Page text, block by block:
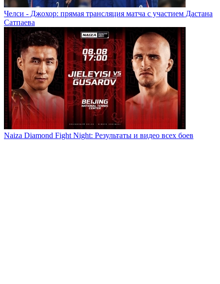
Челси - Джохор: прямая трансляция матча с участием Дастана
Сатпаева
Naiza Diamond Fight Night: Результаты и видео всех боев